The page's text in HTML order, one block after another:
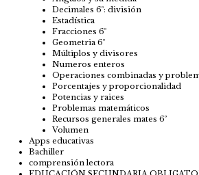
Decimales 6º: división
Estadística
Fracciones 6º
Geometria 6º
Múltiplos y divisores
Numeros enteros
Operaciones combinadas y
Porcentajes y proporcionalidad
Potencias y raices
Problemas matemáticos
Recursos generales mates 6º
Volumen
Apps educativas
Bachiller
comprensión lectora